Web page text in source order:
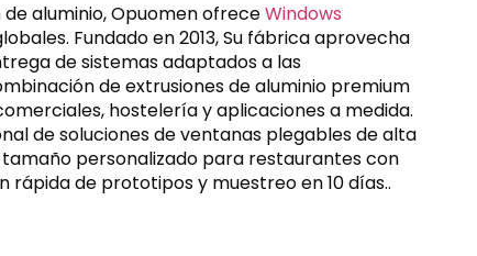
aluminio, Opuomen ofreceWindows
Fundado en 2013, Su fábrica aprovecha
de sistemas adaptados a las
de extrusiones de aluminio premium
hostelería y aplicaciones a medida.
de soluciones de ventanas plegables de alta
personalizado para restaurantes con
de prototipos y muestreo en 10 días..